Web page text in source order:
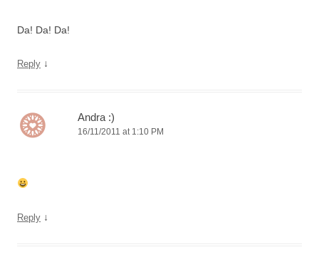
Da! Da! Da!
Reply ↓
Andra :)
16/11/2011 at 1:10 PM
Reply ↓